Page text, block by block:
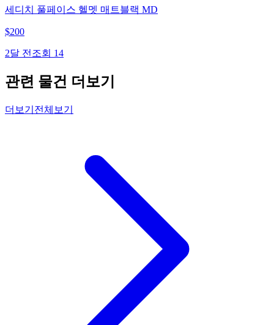
세디치 풀페이스 헬멧 매트블랙 MD
$200
2달 전 조회 14
관련 물건 더보기
더보기 전체보기